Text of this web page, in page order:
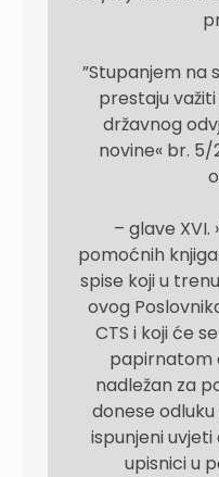
”Stupanjem na
prestaju
državnog
novine« br. 5/
– glave XVI.
pomoćnih
spise koji u
ovog
CTS i koji će
papirnatom
nadležan za
donese
ispunjeni
upisnici u